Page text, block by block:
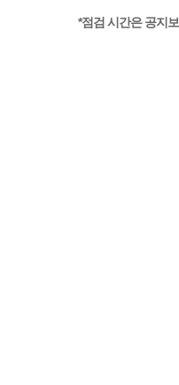
*점검 시간은 공지